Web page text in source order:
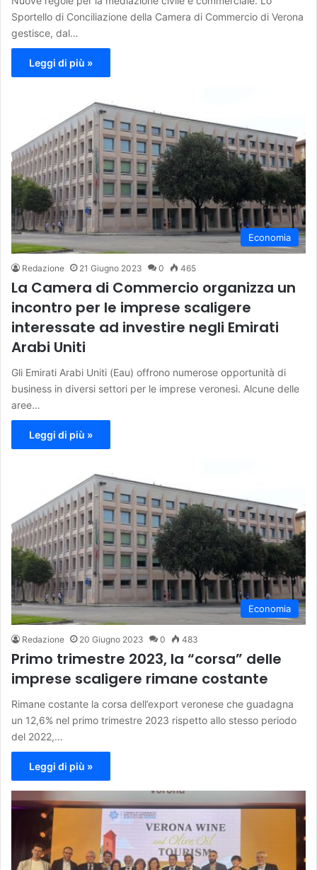
Sportello di Conciliazione della Camera di Commercio di Verona
gestisce, dal…
Leggi di più »
Economia
Redazione 21 Giugno 2023 0 465
La Camera di Commercio organizza un
incontro per le imprese scaligere
interessate ad investire negli Emirati
Arabi Uniti
Gli Emirati Arabi Uniti (Eau) offrono numerose opportunità di
business in diversi settori per le imprese veronesi. Alcune delle
aree…
Leggi di più »
Economia
Redazione 20 Giugno 2023 0 483
Primo trimestre 2023, la “corsa” delle
imprese scaligere rimane costante
Rimane costante la corsa dell’export veronese che guadagna
un 12,6% nel primo trimestre 2023 rispetto allo stesso periodo
del 2022,…
Leggi di più »